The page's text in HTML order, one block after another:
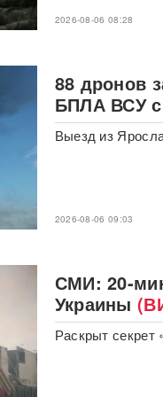
2026-08-06 08:28
88 дронов
БПЛА ВСУ
Выезд из
2026-08-06 09:03
СМИ: 20-
Украины
Раскрыт